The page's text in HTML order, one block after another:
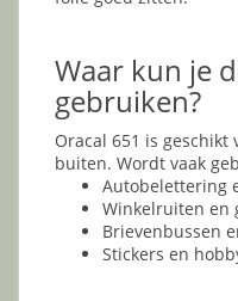
Waar kun je
gebruiken?
Oracal 651 is
buiten. Wordt vaak
Autobelettering
Winkelruiten en
Brievenbussen
Stickers en